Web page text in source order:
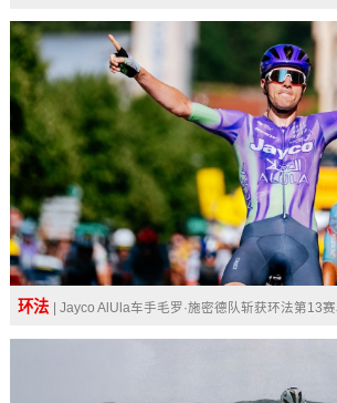
环法 | Jayco AlUla车手毛罗·施密德队斩获环法第13赛